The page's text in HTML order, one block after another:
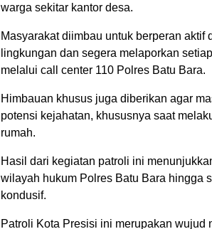
warga sekitar kantor desa.
Masyarakat diimbau untuk berperan aktif
lingkungan dan segera melaporkan
melalui call center 110 Polres Batu Bara.
Himbauan khusus juga diberikan agar
potensi kejahatan, khususnya saat
rumah.
Hasil dari kegiatan patroli ini
wilayah hukum Polres Batu Bara hingga
kondusif.
Patroli Kota Presisi ini merupakan wujud